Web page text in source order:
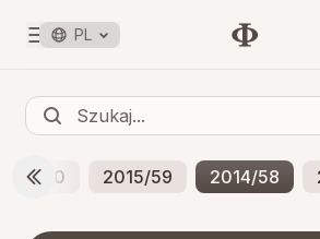
PL
60 2015/59 2014/58